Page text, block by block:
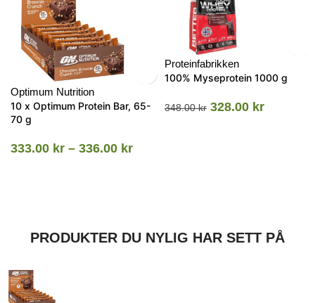
Optimum Nutrition
10 x Optimum Protein Bar, 65-
70 g
333.00 kr – 336.00 kr
Proteinfabrikken
100% Myseprotein 1000 g
348.00kr 328.00 kr
PRODUKTER DU NYLIG HAR SETT PÅ